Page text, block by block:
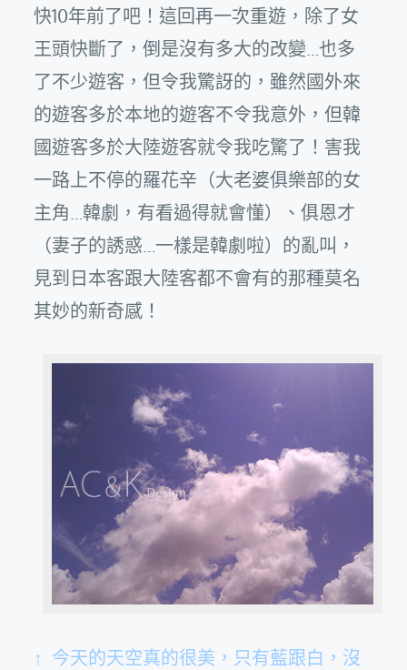
快10年前了吧！這回再一次重遊，除了女
王頭快斷了，倒是沒有多大的改變…也多
了不少遊客，但令我驚訝的，雖然國外來
的遊客多於本地的遊客不令我意外，但韓
國遊客多於大陸遊客就令我吃驚了！害我
一路上不停的羅花辛（大老婆俱樂部的女
主角…韓劇，有看過得就會懂）、俱恩才
（妻子的誘惑…一樣是韓劇啦）的亂叫，
見到日本客跟大陸客都不會有的那種莫名
其妙的新奇感！
↑ 今天的天空真的很美，只有藍跟白，沒